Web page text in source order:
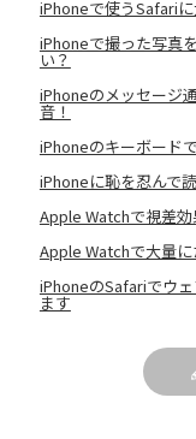
iPhoneで使うSafari
iPhoneで撮った写真
い？
iPhoneのメッセージ
音！
iPhoneのキーボード
iPhoneに恥を忍んで
Apple Watchで視差
Apple Watchで大量
iPhoneのSafariでウ
ます